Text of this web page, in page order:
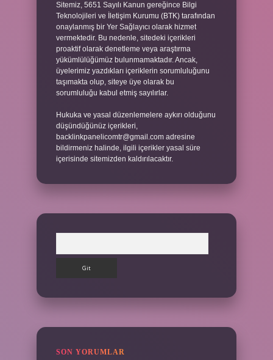
Sitemiz, 5651 Sayılı Kanun gereğince Bilgi
Teknolojileri ve İletişim Kurumu (BTK) tarafından
onaylanmış bir Yer Sağlayıcı olarak hizmet
vermektedir. Bu nedenle, sitedeki içerikleri
proaktif olarak denetleme veya araştırma
yükümlülüğümüz bulunmamaktadır. Ancak,
üyelerimiz yazdıkları içeriklerin sorumluluğunu
taşımakta olup, siteye üye olarak bu
sorumluluğu kabul etmiş sayılırlar.
Hukuka ve yasal düzenlemelere aykırı olduğunu
düşündüğünüz içerikleri,
backlinkpanelicomtr@gmail.com adresine
bildirmeniz halinde, ilgili içerikler yasal süre
içerisinde sitemizden kaldırılacaktır.
SON YORUMLAR